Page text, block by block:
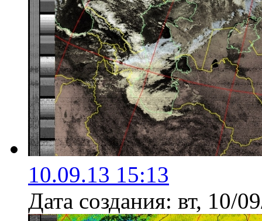
10.09.13 15:13
Дата создания: вт, 10/